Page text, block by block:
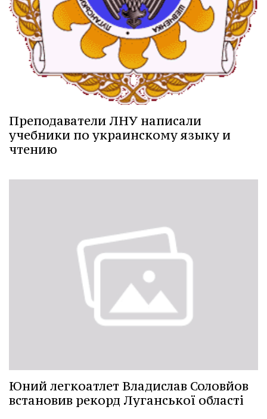
Преподаватели ЛНУ написали
учебники по украинскому языку и
чтению
Юний легкоатлет Владислав Соловйов
встановив рекорд Луганської області